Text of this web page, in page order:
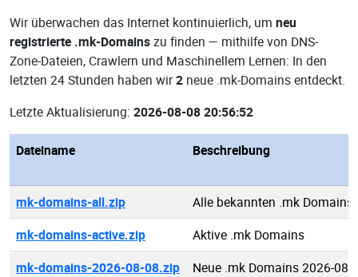
Wir überwachen das Internet kontinuierlich, um neu
registrierte .mk-Domainszu finden — mithilfe von DNS-
Zone-Dateien, Crawlern und Maschinellem Lernen: In den
letzten 24 Stunden haben wir2 neue .mk-Domains entdeckt.
Letzte Aktualisierung: 2026-08-08 20:56:52
Dateiname Beschreibung
mk-domains-all.zip
Alle bekannten .mk Domains
mk-domains-active.zip
Aktive .mk Domains
mk-domains-2026-08-08.zip
Neue .mk Domains 2026-08-